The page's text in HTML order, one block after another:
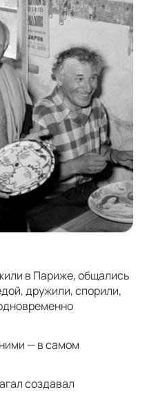
в Париже, общались
дружили, спорили,
— в самом
создавал